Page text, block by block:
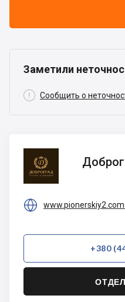
Заметили
 Сообщить о
Доброград

+380